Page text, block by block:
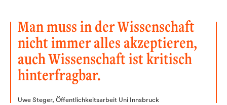
Man muss in der Wissenschaft
nicht immer alles akzeptieren,
auch Wissenschaft ist kritisch
hinterfragbar.
Uwe Steger, Öffentlichkeitsarbeit Uni Innsbruck